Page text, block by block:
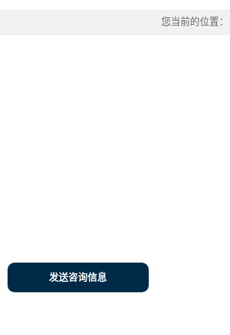
您当前的位置：
发送咨询信息